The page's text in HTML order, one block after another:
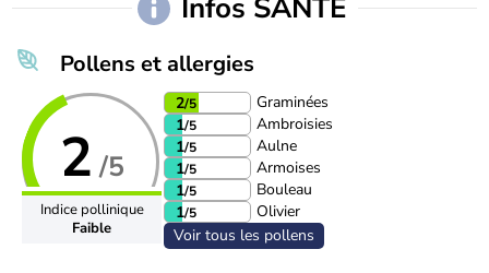
Infos SANTÉ
Pollens et allergies
2 /5
Indice pollinique
Faible
2/5
Graminées
1/5
Ambroisies
1/5
Aulne
1/5
Armoises
1/5
Bouleau
1/5
Olivier
Voir tous les pollens